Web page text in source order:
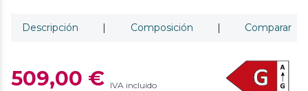
Descripción | Composición | Comparar
509,00 € IVA incluido